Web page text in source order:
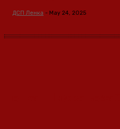
ДСП Ленка - May 24, 2025